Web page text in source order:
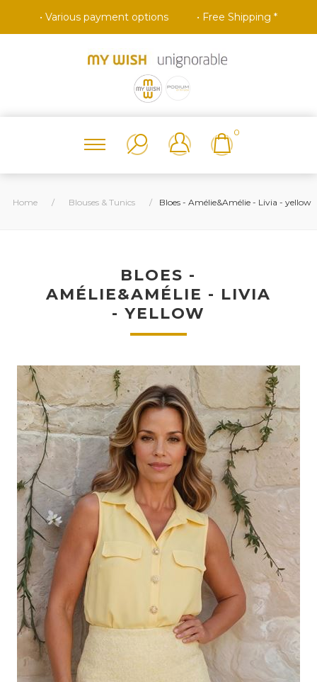
• Various payment options • Free Shipping *
0
Home / Blouses & Tunics / Bloes - Amélie&Amélie - Livia - yellow
BLOES -
AMÉLIE&AMÉLIE - LIVIA
- YELLOW